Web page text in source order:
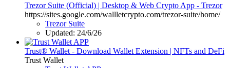
Trezor Suite (Official) | Desktop & Web Crypto App - Trezor
https://sites.google.com/wallletcrypto.com/trezor-suite/home/
Trezor Suite
Updated: 24/6/26
Trust® Wallet - Download Wallet Extension | NFTs and DeFi
Trust Wallet